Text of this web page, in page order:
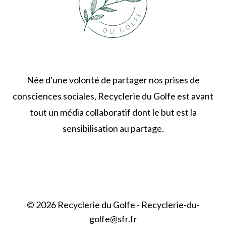
Née d'une volonté de partager nos prises de
consciences sociales, Recyclerie du Golfe est avant
tout un média collaboratif dont le but est la
sensibilisation au partage.
© 2026 Recyclerie du Golfe - Recyclerie-du-
golfe@sfr.fr